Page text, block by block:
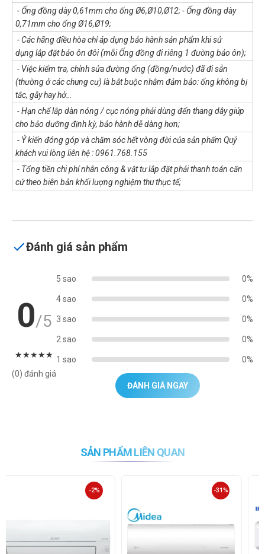
- Ống đồng dày 0,61mm cho ống Ø6,Ø10,Ø12; - Ống đồng dày
0,71mm cho ống Ø16,Ø19;
- Các hãng điều hòa chỉ áp dụng bảo hành sản phẩm khi sử
dụng lắp đặt bảo ôn đôi (mỗi Ống đồng đi riêng 1 đường bảo ôn);
- Việc kiểm tra, chỉnh sửa đường ống (đồng/nước) đã đi sẵn
(thường ở các chung cư) là bắt buộc nhằm đảm bảo: ống không bị
tắc, gẫy hay hở…
- Hạn chế lắp dàn nóng / cục nóng phải dùng đến thang dây giúp
cho bảo dưỡng định kỳ, bảo hành dễ dàng hơn;
- Ý kiến đóng góp và chăm sóc hết vòng đời của sản phẩm Quý
khách vui lòng liên hệ : 0961.768.155
- Tổng tiền chi phí nhân công & vật tư lắp đặt phải thanh toán căn
cứ theo biên bản khối lượng nghiệm thu thực tế;
Đánh giá sản phẩm
0/5
★★★★★
(0) đánh giá
5 sao 0%
4 sao 0%
3 sao 0%
2 sao 0%
1 sao 0%
ĐÁNH GIÁ NGAY
SẢN PHẨM LIÊN QUAN